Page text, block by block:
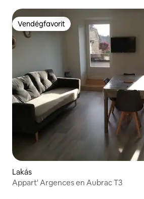
Vendégfavorit
Vendégfavorit
Lakás
Appart' Argences en Aubrac T3